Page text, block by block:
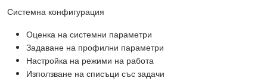
Системна конфигурация
Оценка на системни параметри
Задаване на профилни параметри
Настройка на режими на работа
Използване на списъци със задачи